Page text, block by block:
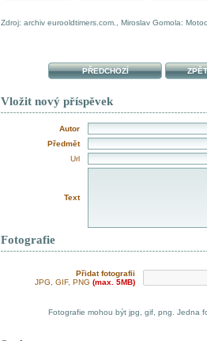
Zdroj: archiv eurooldtimers.com., Miroslav Gomola:
PŘEDCHOZÍ
Vložit nový příspěvek
Autor
Předmět
Url
Text
Fotografie
Přidat fotografii
JPG, GIF, PNG (max. 5MB)
Fotografie mohou být jpg, gif, png. Jedna